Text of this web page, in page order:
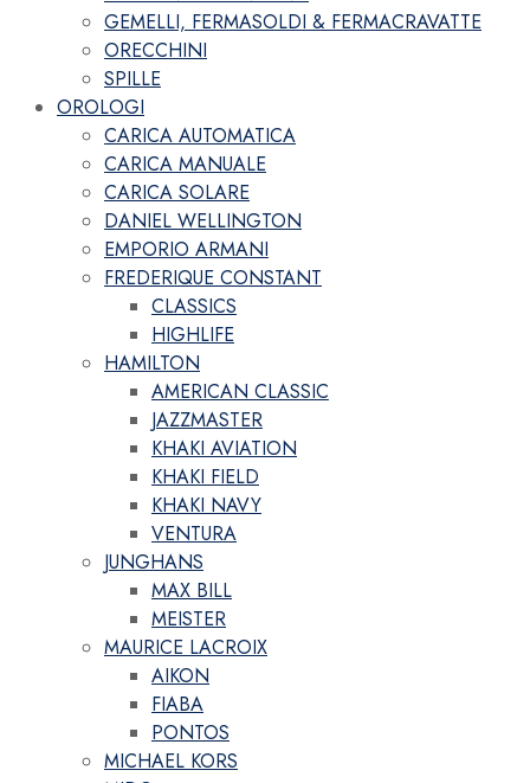
GEMELLI, FERMASOLDI & FERMACRAVATTE
ORECCHINI
SPILLE
OROLOGI
CARICA AUTOMATICA
CARICA MANUALE
CARICA SOLARE
DANIEL WELLINGTON
EMPORIO ARMANI
FREDERIQUE CONSTANT
CLASSICS
HIGHLIFE
HAMILTON
AMERICAN CLASSIC
JAZZMASTER
KHAKI AVIATION
KHAKI FIELD
KHAKI NAVY
VENTURA
JUNGHANS
MAX BILL
MEISTER
MAURICE LACROIX
AIKON
FIABA
PONTOS
MICHAEL KORS